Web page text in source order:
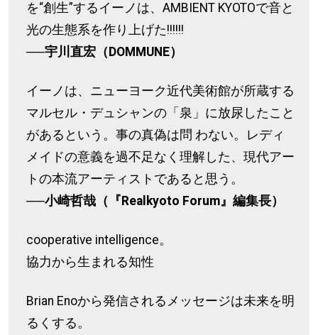
を“創生”するイーノは、AMBIENT KYOTOで音と
光の生態系を作り上げた!!!!!!
──宇川直宏（DOMMUNE）
イーノは、ニューヨーク近代美術館が所蔵する
マルセル・デュシャンの「泉」に放尿したこと
があるという。事の真偽は問 わない。レディ
メイドの意義を過不足なく理解した、現代アー
トの本流アーティストであると思う。
──小崎哲哉（『Realkyoto Forum』編集長）
cooperative intelligence。
協力から生まれる知性
Brian Enoから発信されるメッセージは未来を明
るくする。